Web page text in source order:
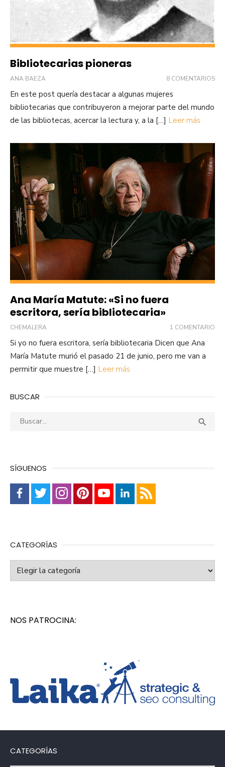
Bibliotecarias pioneras
ANA BAEZA 8 COMENTARIOS
En este post quería destacar a algunas mujeres
bibliotecarias que contribuyeron a mejorar parte del mundo
de las bibliotecas, acercar la lectura y, a la […] Leer más
Ana María Matute: «Si no fuera
escritora, sería bibliotecaria»
CHEMALERA 1 COMENTARIO
Si yo no fuera escritora, sería bibliotecaria Dicen que Ana
María Matute murió el pasado 21 de junio, pero me van a
permitir que muestre […] Leer más
BUSCAR
Buscar: 
SÍGUENOS
CATEGORÍAS
NOS PATROCINA:
CATEGORÍAS